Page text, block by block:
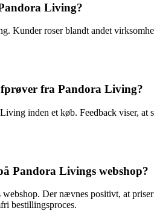
Living?
Kunder roser blandt andet
fra Pandora Living?
inden et køb. Feedback viser,
Pandora Livings webshop?
Der nævnes positivt, at
bestillingsproces.